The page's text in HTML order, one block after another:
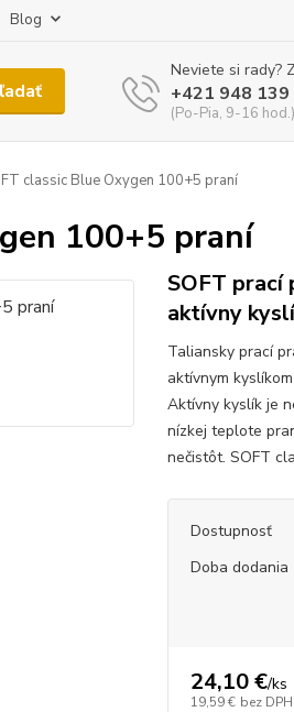
Blog
Neviete si rady?
+421 948 139
(Po-Pia, 9-16 hod.)
classic Blue Oxygen 100+5 praní
100+5 praní
SOFT prací
aktívny
Taliansky prací
aktívnym
Aktívny kyslík je
nízkej teplote
nečistôt. SOFT
Dostupnosť
Doba dodania
24,10 €/ks
19,59 € bez DPH